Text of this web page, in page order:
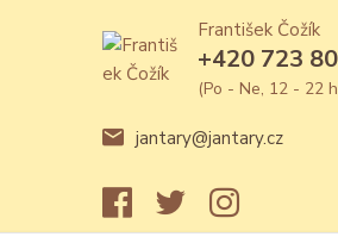
František Čožík
+420 723
(Po - Ne, 12 - 22
jantary@jantary.cz